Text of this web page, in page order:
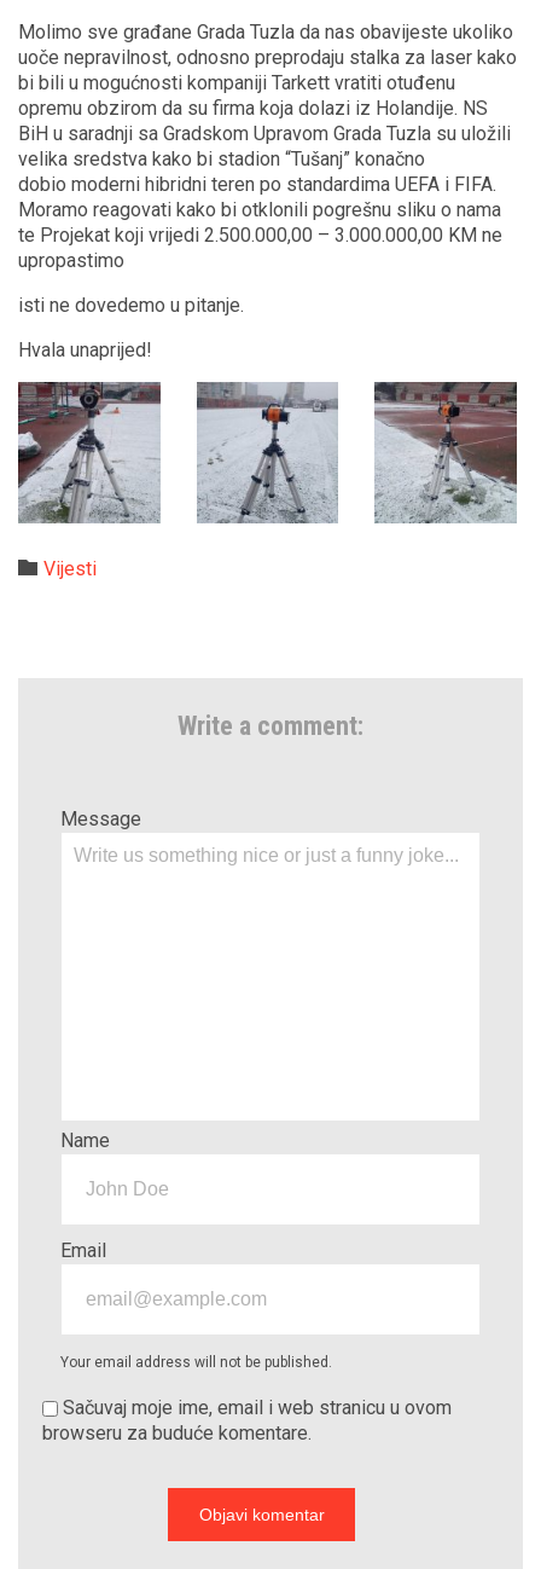
Molimo sve građane Grada Tuzla da nas obavijeste ukoliko
uoče nepravilnost, odnosno preprodaju stalka za laser kako
bi bili u mogućnosti kompaniji Tarkett vratiti otuđenu
opremu obzirom da su firma koja dolazi iz Holandije. NS
BiH u saradnji sa Gradskom Upravom Grada Tuzla su uložili
velika sredstva kako bi stadion “Tušanj” konačno
dobio moderni hibridni teren po standardima UEFA i FIFA.
Moramo reagovati kako bi otklonili pogrešnu sliku o nama
te Projekat koji vrijedi 2.500.000,00 – 3.000.000,00 KM ne
upropastimo
isti ne dovedemo u pitanje.
Hvala unaprijed!
 Category
Vijesti
Write a comment:
Message
Name
Email
Your email address will not be published.
Sačuvaj moje ime, email i web stranicu u ovom
browseru za buduće komentare.